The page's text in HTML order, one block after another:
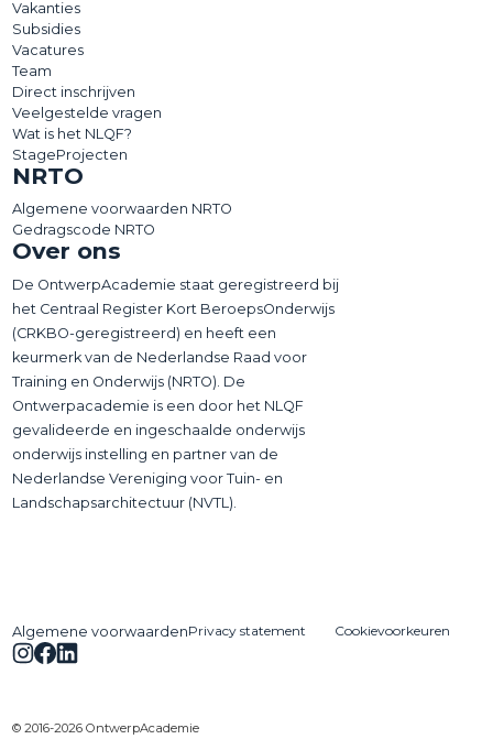
Vakanties
Subsidies
Vacatures
Team
Direct inschrijven
Veelgestelde vragen
Wat is het NLQF?
StageProjecten
NRTO
Algemene voorwaarden NRTO
Gedragscode NRTO
Over ons
De OntwerpAcademie staat geregistreerd bij
het Centraal Register Kort BeroepsOnderwijs
(CRKBO-geregistreerd) en heeft een
keurmerk van de Nederlandse Raad voor
Training en Onderwijs (NRTO). De
Ontwerpacademie is een door het NLQF
gevalideerde en ingeschaalde onderwijs
onderwijs instelling en partner van de
Nederlandse Vereniging voor Tuin- en
Landschapsarchitectuur (NVTL).
Algemene voorwaardenPrivacy statement Cookievoorkeuren
© 2016-2026 OntwerpAcademie